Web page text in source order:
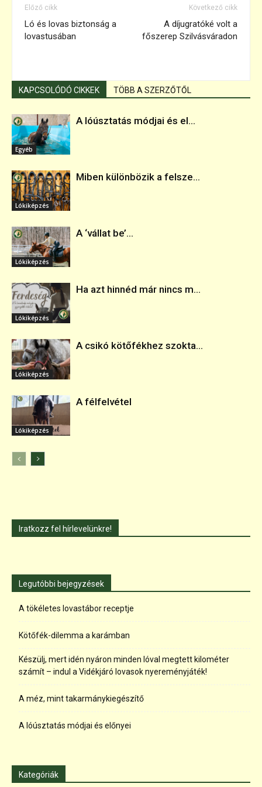
Előző cikk
Ló és lovas biztonság a
lovastusában
Következő cikk
A díjugratóké volt a
főszerep Szilvásváradon
KAPCSOLÓDÓ CIKKEK TÖBB A SZERZŐTŐL
Egyéb
A lóúsztatás módjai és el...
Lókiképzés
Miben különbözik a felsze...
Lókiképzés
A ‘vállat be’...
Lókiképzés
Ha azt hinnéd már nincs m...
Lókiképzés
A csikó kötőfékhez szokta...
Lókiképzés
A félfelvétel
Iratkozz fel hírlevelünkre!
Legutóbbi bejegyzések
A tökéletes lovastábor receptje
Kötőfék-dilemma a karámban
Készülj, mert idén nyáron minden lóval megtett kilométer
számít – indul a Vidékjáró lovasok nyereményjáték!
A méz, mint takarmánykiegészítő
A lóúsztatás módjai és előnyei
Kategóriák